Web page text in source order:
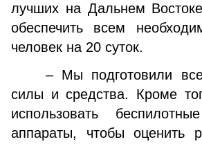
лучших на Дальнем
обеспечить всем
человек на 20 суток.
– Мы подготовили все
силы и средства. Кроме
использовать
аппараты, чтобы оценить